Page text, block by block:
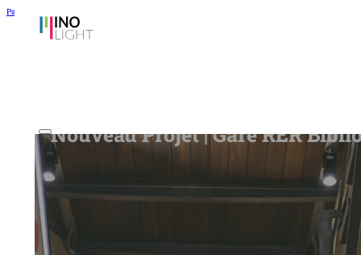
Passer au contenu principal
Nouveau Projet | Gare RER